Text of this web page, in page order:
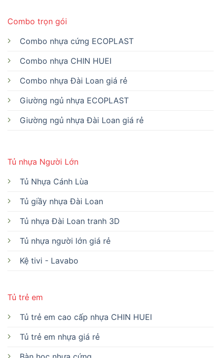
Tủ nhựa Người Lớn
Tủ Nhựa Cánh Lùa
Tủ giầy nhựa Đài Loan
Tủ nhựa Đài Loan tranh 3D
Tủ nhựa người lớn giá rẻ
Kệ tivi - Lavabo
Tủ trẻ em
Tủ trẻ em cao cấp nhựa CHIN HUEI
Tủ trẻ em nhựa giá rẻ
Combo trọn gói
Combo nhựa cứng ECOPLAST
Combo nhựa CHIN HUEI
Combo nhựa Đài Loan giá rẻ
Giường ngủ nhựa ECOPLAST
Giường ngủ nhựa Đài Loan giá rẻ